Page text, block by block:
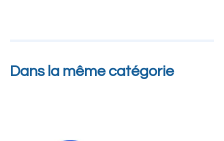
Dans la même catégorie